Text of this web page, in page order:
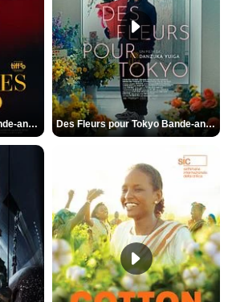
Les Silences de Riyad Bande-annonce VO STFR Des Fleurs pour Tokyo Bande-annonce VO STFR